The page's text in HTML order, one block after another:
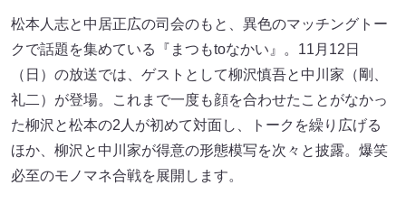
松本人志と中居正広の司会のもと、異色のマッチングトー
クで話題を集めている『まつもtoなかい』。11月12日
（日）の放送では、ゲストとして柳沢慎吾と中川家（剛、
礼二）が登場。これまで一度も顔を合わせたことがなかっ
た柳沢と松本の2人が初めて対面し、トークを繰り広げる
ほか、柳沢と中川家が得意の形態模写を次々と披露。爆笑
必至のモノマネ合戦を展開します。